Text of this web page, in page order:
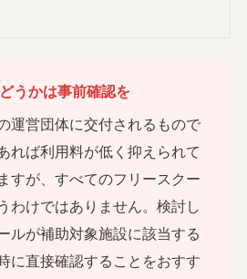
うかは事前確認を
運営団体に交付されるもので
れば利用料が低く抑えられて
すが、すべてのフリースクー
わけではありません。検討し
ルが補助対象施設に該当する
に直接確認することをおすす